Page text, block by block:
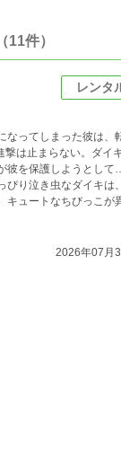
11件）
レンタ
なってしまった彼は、
は止まらない。ダイ
彼を保護しようとし
ぴり泣き虫なダイキは
ュートなちびっこが
2026年07月